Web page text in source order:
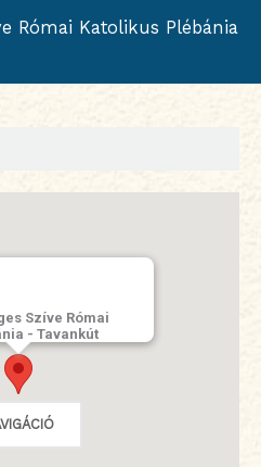
Római Katolikus Plébánia
Szíve Római
- Tavankút